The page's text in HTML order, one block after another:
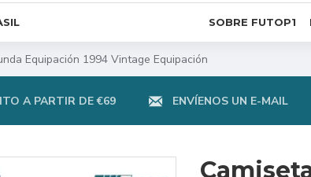
SOBRE FUTOP1
Equipación 1994 Vintage Equipación
A PARTIR DE €69 ENVÍENOS UN E-MAIL